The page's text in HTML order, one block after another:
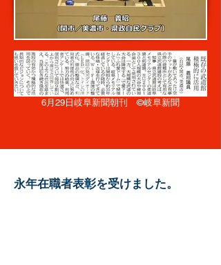
6月29日岐阜新聞朝刊 ©岐阜新聞
永年在職者表彰を受けました。